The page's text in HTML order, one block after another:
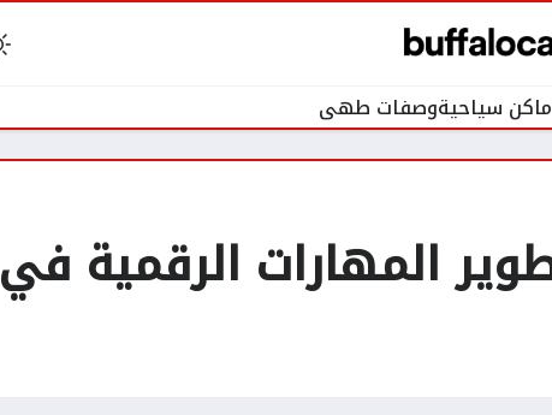
سياحيةوصفات طهى
المهارات الرقمية في